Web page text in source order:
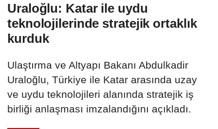
Uraloğlu: Katar ile uydu
teknolojilerinde stratejik ortaklık
kurduk
Ulaştırma ve Altyapı Bakanı Abdulkadir
Uraloğlu, Türkiye ile Katar arasında uzay
ve uydu teknolojileri alanında stratejik iş
birliği anlaşması imzalandığını açıkladı.